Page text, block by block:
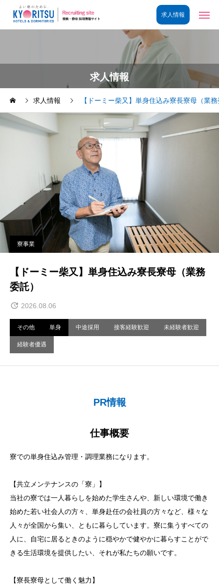
求人情報
求人情報 【ドーミー柴又】単身住込み寮長寮母（業
寮事業
【ドーミー柴又】単身住込み寮長寮母（業務
委託）
2026.08.06
その他 単身 中途採用 接客経験歓迎 未経験者歓迎
経験者優遇
PR情報
仕事概要
寮での単身住込み管理・調理業務になります。
【共立メンテナンスの「寮」】
当社の寮では一人暮らしを始めた学生さんや、新しい環境で働き
始めた若い社会人の方々、単身赴任の会社員の方々など、様々な
人々が全国から集い、ともに暮らしています。寮に集うすべての
人に、自宅に居るときのように穏やかで健やかに暮らすことがで
きる生活環境を提供したい、それが私たちの願いです。
【寮長寮母として働く魅力】